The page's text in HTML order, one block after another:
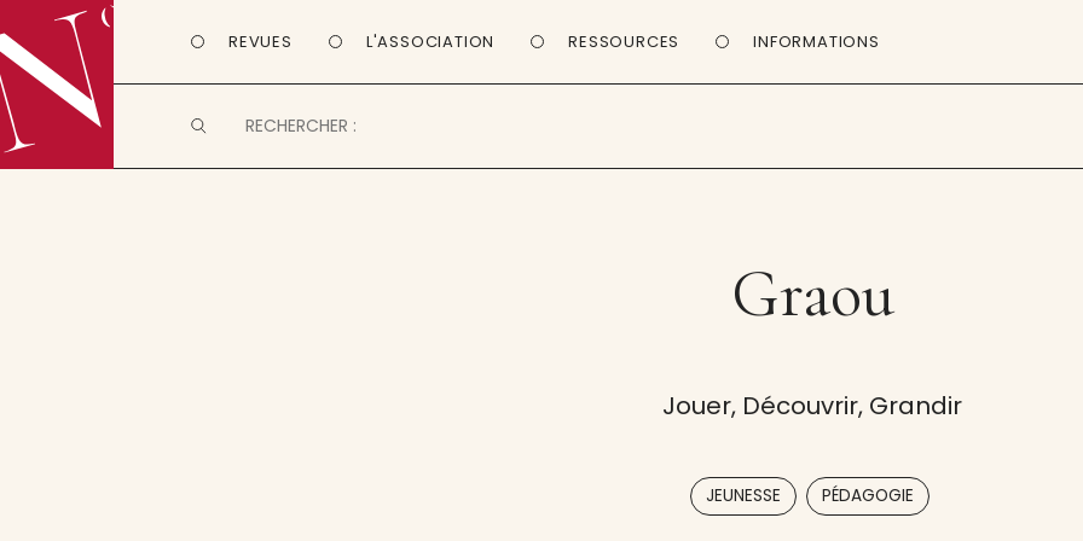
REVUES L'ASSOCIATION RESSOURCES INFORMATIONS
Graou
Jouer, Découvrir, Grandir
JEUNESSE PÉDAGOGIE